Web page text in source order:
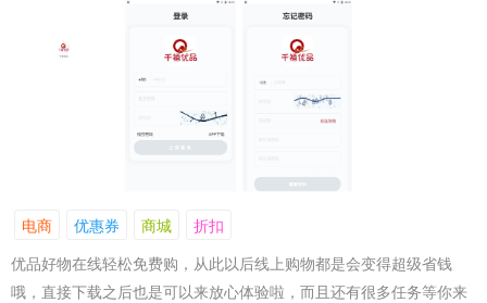
电商 优惠券 商城
折扣
优品好物在线轻松免费购，从此以后线上购物都是会变得超级省钱
哦，直接下载之后也是可以来放心体验啦，而且还有很多任务等你来